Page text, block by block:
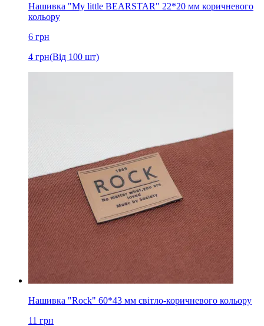
Нашивка "My little BEARSTAR" 22*20 мм коричневого
кольору
6 грн
4 грн(Від 100 шт)
Нашивка "Rock" 60*43 мм світло-коричневого кольору
11 грн